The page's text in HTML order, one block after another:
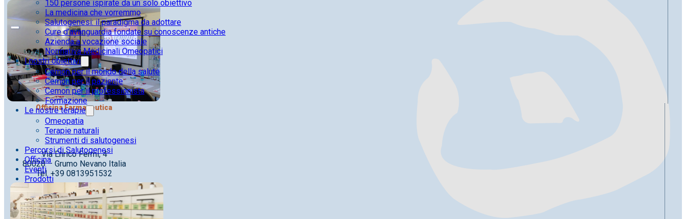
150 persone ispirate da un solo obiettivo
La medicina che vorremmo
Salutogenesi: il paradigma da adottare
Cure d’avanguardia fondate su conoscenze antiche
Azienda a vocazione sociale
Normativa Medicinali Omeopatici
I nostri obiettivi
Cemon per il mondo della salute
Cemon per il paziente
Cemon per il professionista
Formazione
Le nostre terapie
Omeopatia
Terapie naturali
Strumenti di salutogenesi
Percorsi di Salutogenesi
Officina
Eventi
Prodotti
Officina Farmaceutica
Via Enrico Fermi, 4
80028 – Grumo Nevano Italia
Tel. +39 0813951532